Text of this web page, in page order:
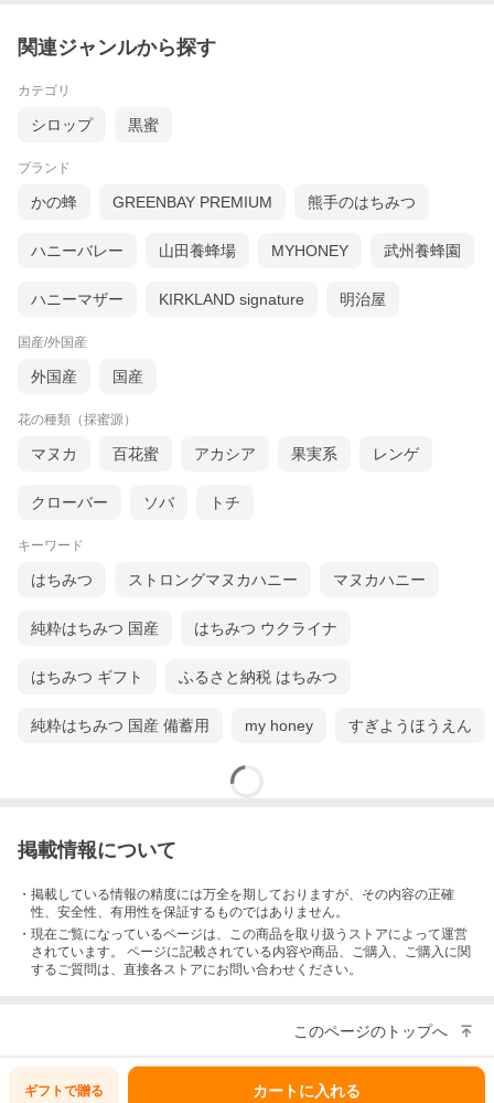
関連ジャンルから探す
カテゴリ
シロップ 黒蜜
ブランド
かの蜂 GREENBAY PREMIUM 熊手のはちみつ
ハニーバレー 山田養蜂場 MYHONEY 武州養蜂園
ハニーマザー KIRKLAND signature 明治屋
国産/外国産
外国産 国産
花の種類（採蜜源）
マヌカ 百花蜜 アカシア 果実系 レンゲ
クローバー ソバ トチ
キーワード
はちみつ ストロングマヌカハニー マヌカハニー
純粋はちみつ 国産 はちみつ ウクライナ
はちみつ ギフト ふるさと納税 はちみつ
純粋はちみつ 国産 備蓄用 my honey すぎようほうえん
掲載情報について
・掲載している情報の精度には万全を期しておりますが、その内容の正確
性、安全性、有用性を保証するものではありません。
・現在ご覧になっているページは、この商品を取り扱うストアによって運営
されています。 ページに記載されている内容や商品、ご購入 、ご購入に関
するご質問は、直接各ストアにお問い合わせください。
このページのトップへ
ギフトで贈る カートに入れる